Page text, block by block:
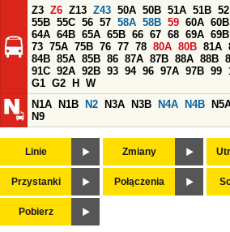
Z3 Z6 Z13 Z43 50A 50B 51A 51B 52
55B 55C 56 57 58A 58B 59 60A 60B
64A 64B 65A 65B 66 67 68 69A 69B
73 75A 75B 76 77 78 80A 80B 81A
84B 85A 85B 86 87A 87B 88A 88B
91C 92A 92B 93 94 96 97A 97B 99
G1 G2 H
W
N1A
N1B N2 N3A N3B N4A N4B
N9
Linie Zmiany
Przystanki Połączenia
Pobierz